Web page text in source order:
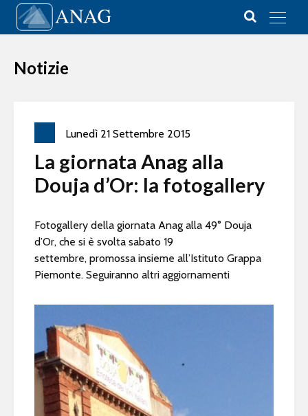
Vai al contenuto
Main Navigation
Notizie
Lunedì 21 Settembre 2015
La giornata Anag alla
Douja d’Or: la fotogallery
Fotogallery della giornata Anag alla 49° Douja
d’Or, che si è svolta sabato 19
settembre, promossa insieme all’Istituto Grappa
Piemonte. Seguiranno altri aggiornamenti